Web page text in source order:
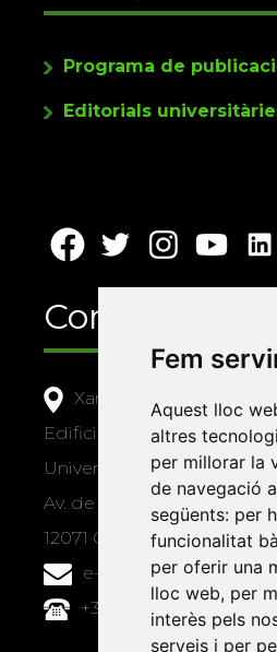
Fem
Aquest lloc
altres
per millorar la
de navegació
següents: per
funcionalitat
per oferir una
lloc web, per
interès pels
serveis i per
Programa de
Editorials
Contacte
Xarxa Vives
Edifici Àgora
Universitat Jaume I, local
Av. de Vicent Sos Baynat, s/n
12071 Castelló de la Plana
e-buc@vives.org
+34 964 72 89 93